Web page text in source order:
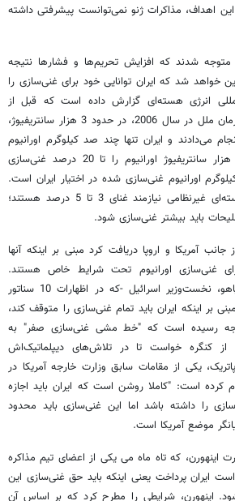
این اهداف،‌ مذاکرات ژنو نمی‌توانست پیشرفتی داشته
شدند که افزایش تحریم‌ها و فشارها نتیجه
شد که ایران توانایی خود برای غنی‌سازی را
انرژی هسته‌ای گزارش داده است که قبل از
تحریم‌های شورای امنیت سازمان ملل در سال 2006، در حدود 3 هزار سانتریفیوژ،
3/5 درصد انجام می‌دادند و ایران تنها چند صد کیلوگرم اورانیوم
غنی‌سازی داشت. امروز 18 هزار سانتریفیوژ اورانیوم را تا 20 درصد غنی‌سازی
در حدود 8 هزار کیلوگرم اورانیوم غنی‌سازی شده در اختیار ایران است.
اورانیوم برای رآکتورهای هسته‌ای غیرنظامی نیازمند غنای 3 تا 5 درصد هستند؛
باید بیشتر غنی‌سازی شود.
آمریکا و اروپا دریافت کرد مبنی بر اینکه آنها
غنی‌سازی اورانیوم تحت شرایط خاص هستند.
علی‌رغم اصرار بنیامین نتانیاهو، نخست‌وزیر اسرائیل -که در اظهارات 10 سناتور
بر اینکه ایران باید تمام غنی‌سازی را متوقف کند،
رسیده است که "خط مشی غنی‌سازی صفر" به
کنگره خواست تا در تلاش‌های دیپلماتیک‌اش
یکی از مقامات سابق وزارت خارجه آمریکا در
کرده است: "کاملا روشن است که ایران باید اجازه
را داشته باشد اما این غنی‌سازی باید محدود
موضع آمریکا است.
اینهورن، که تاه ماه می یکی از اعضای تیم مذاکره
ایران پرداخت یعنی اینکه باید حق غنی‌سازی این
اینهورن، شرایطی را مطرح کرد که بر اساس آن